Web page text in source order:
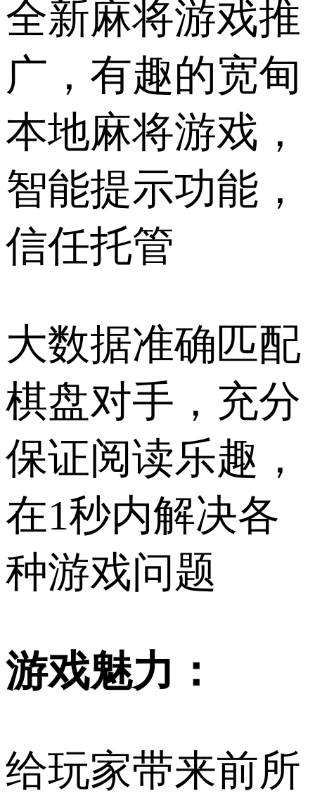
全新麻将游戏推
广，有趣的宽甸
本地麻将游戏，
智能提示功能，
信任托管
大数据准确匹配
棋盘对手，充分
保证阅读乐趣，
在1秒内解决各
种游戏问题
游戏魅力：
给玩家带来前所